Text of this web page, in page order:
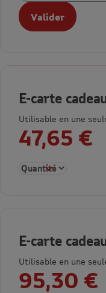
en euros
Valider
E-carte
Utilisable en une
47,65 €
Sélectionner la
E-carte
Utilisable en une
95,30 €